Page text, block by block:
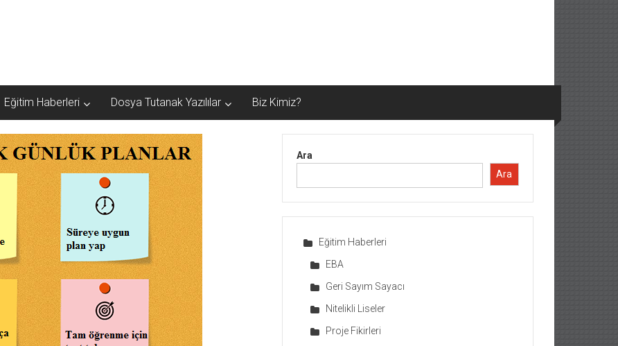
Eğitim Haberleri Dosya Tutanak Yazılılar Biz Kimiz?
Ara
Ara
Eğitim Haberleri
EBA
Geri Sayım Sayacı
Nitelikli Liseler
Proje Fikirleri